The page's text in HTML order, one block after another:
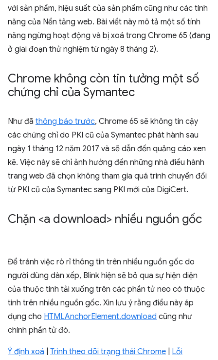
với sản phẩm, hiệu suất của sản phẩm cũng như các tính
năng của Nền tảng web. Bài viết này mô tả một số tính
năng ngừng hoạt động và bị xoá trong Chrome 65 (đang
ở giai đoạn thử nghiệm từ ngày 8 tháng 2).
Chrome không còn tin tưởng một số
chứng chỉ của Symantec
Như đã thông báo trước, Chrome 65 sẽ không tin cậy
các chứng chỉ do PKI cũ của Symantec phát hành sau
ngày 1 tháng 12 năm 2017 và sẽ dẫn đến quảng cáo xen
kẽ. Việc này sẽ chỉ ảnh hưởng đến những nhà điều hành
trang web đã chọn không tham gia quá trình chuyển đổi
từ PKI cũ của Symantec sang PKI mới của DigiCert.
Chặn <a download> nhiều nguồn gốc
Để tránh việc rò rỉ thông tin trên nhiều nguồn gốc do
người dùng dàn xếp, Blink hiện sẽ bỏ qua sự hiện diện
của thuộc tính tải xuống trên các phần tử neo có thuộc
tính trên nhiều nguồn gốc. Xin lưu ý rằng điều này áp
dụng cho HTMLAnchorElement.download cũng như
chính phần tử đó.
Ý định xoá Trình theo dõi trạng thái Chrome
Lỗi